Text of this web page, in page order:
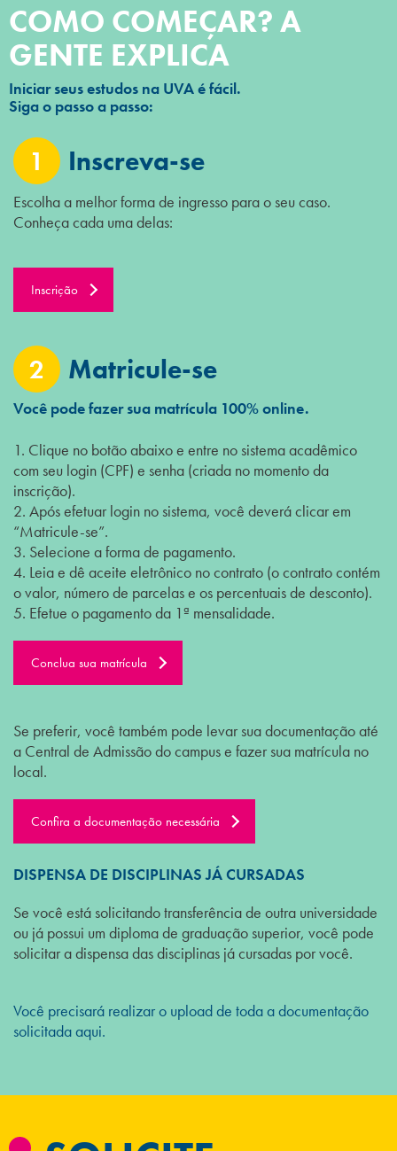
COMO COMEÇAR? A
GENTE EXPLICA
Iniciar seus estudos na UVA é fácil.
Siga o passo a passo:
1 Inscreva-se
Escolha a melhor forma de ingresso para o seu caso.
Conheça cada uma delas:
Inscrição
2 Matricule-se
Você pode fazer sua matrícula 100% online.
1. Clique no botão abaixo e entre no sistema acadêmico
com seu login (CPF) e senha (criada no momento da
inscrição).
2. Após efetuar login no sistema, você deverá clicar em
“Matricule-se”.
3. Selecione a forma de pagamento.
4. Leia e dê aceite eletrônico no contrato (o contrato contém
o valor, número de parcelas e os percentuais de desconto).
5. Efetue o pagamento da 1ª mensalidade.
Conclua sua matrícula
Se preferir, você também pode levar sua documentação até
a Central de Admissão do campus e fazer sua matrícula no
local.
Confira a documentação necessária
DISPENSA DE DISCIPLINAS JÁ CURSADAS
Se você está solicitando transferência de outra universidade
ou já possui um diploma de graduação superior, você pode
solicitar a dispensa das disciplinas já cursadas por você.
Você precisará realizar o upload de toda a documentação
solicitada aqui.